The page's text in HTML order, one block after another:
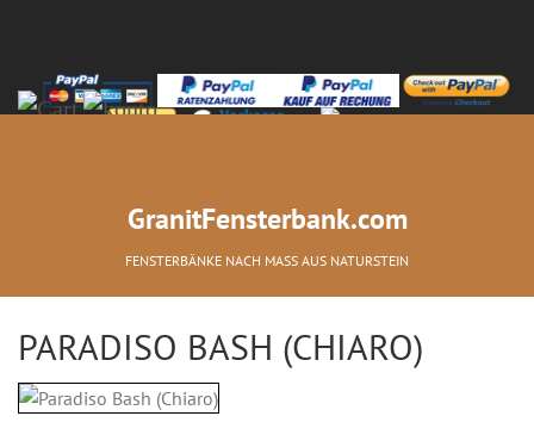
GranitFensterbank.com
FENSTERBÄNKE NACH MASS AUS NATURSTEIN
PARADISO BASH (CHIARO)